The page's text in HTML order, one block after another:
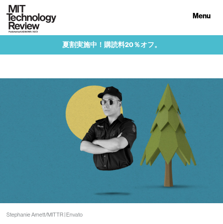
Menu
夏割実施中！購読料20％オフ。
Stephanie Arnett/MITTR | Envato